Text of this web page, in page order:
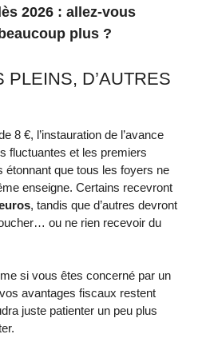
2026 : allez-vous
plus ?
PLEINS, D’AUTRES
8 €, l’instauration de l’avance
fluctuantes et les premiers
étonnant que tous les foyers ne
enseigne. Certains recevront
, tandis que d’autres devront
ou ne rien recevoir du
si vous êtes concerné par un
avantages fiscaux restent
juste patienter un peu plus